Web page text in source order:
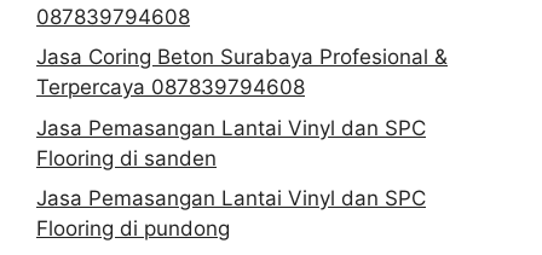
087839794608
Jasa Coring Beton Surabaya Profesional &
Terpercaya 087839794608
Jasa Pemasangan Lantai Vinyl dan SPC
Flooring di sanden
Jasa Pemasangan Lantai Vinyl dan SPC
Flooring di pundong